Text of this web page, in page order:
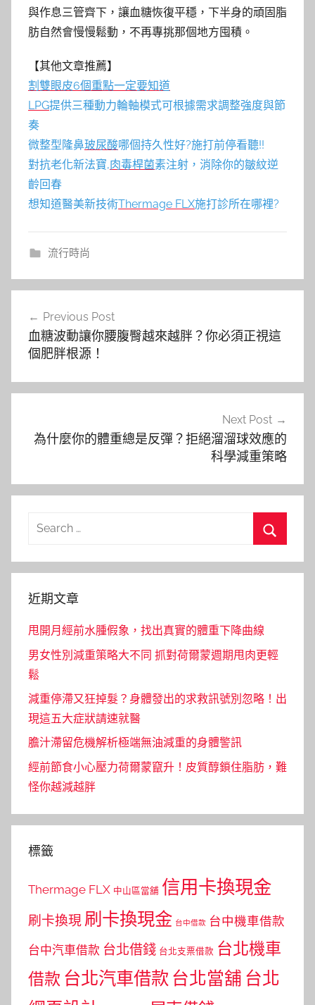
與作息三管齊下，讓血糖恢復平穩，下半身的頑固脂
肪自然會慢慢鬆動，不再專挑那個地方囤積。
【其他文章推薦】
割雙眼皮6個重點一定要知道
LPG提供三種動力輪軸模式可根據需求調整強度與節
奏
微整型隆鼻玻尿酸哪個持久性好?施打前停看聽!!
對抗老化新法寶,肉毒桿菌素注射，消除你的皺紋逆
齡回春
想知道醫美新技術Thermage FLX施打診所在哪裡?
流行時尚
導
覽
Previous Post
血糖波動讓你腰腹臀越來越胖？你必須正視這
個肥胖根源！
Next Post
為什麼你的體重總是反彈？拒絕溜溜球效應的
科學減重策略
Search
近期文章
甩開月經前水腫假象，找出真實的體重下降曲線
男女性別減重策略大不同 抓對荷爾蒙週期甩肉更輕
鬆
減重停滯又狂掉髮？身體發出的求救訊號別忽略！出
現這五大症狀請速就醫
膽汁滯留危機解析極端無油減重的身體警訊
經前節食小心壓力荷爾蒙竄升！皮質醇鎖住脂肪，難
怪你越減越胖
標籤
Thermage FLX 中山區當舖 信用卡換現金
刷卡換現 刷卡換現金 台中借款 台中機車借款
台中汽車借款 台北借錢 台北支票借款 台北機車
借款 台北汽車借款 台北當舖 台北